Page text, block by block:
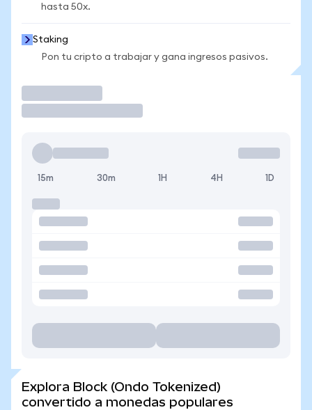
hasta 50x.
Staking
Pon tu cripto a trabajar y gana ingresos pasivos.
15m 30m 1H 4H 1D
Explora Block (Ondo Tokenized)
convertido a monedas populares